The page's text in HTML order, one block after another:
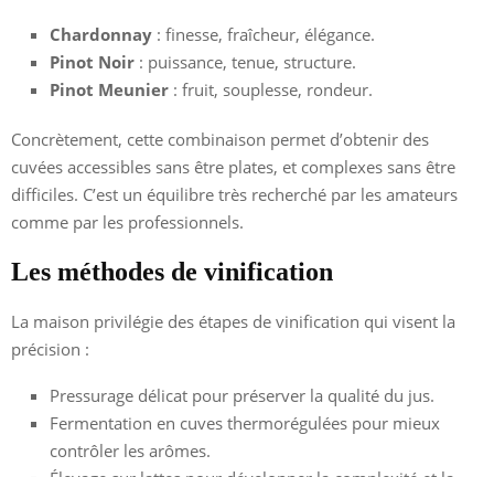
Chardonnay : finesse, fraîcheur, élégance.
Pinot Noir : puissance, tenue, structure.
Pinot Meunier : fruit, souplesse, rondeur.
Concrètement, cette combinaison permet d’obtenir des
cuvées accessibles sans être plates, et complexes sans être
difficiles. C’est un équilibre très recherché par les amateurs
comme par les professionnels.
Les méthodes de vinification
La maison privilégie des étapes de vinification qui visent la
précision :
Pressurage délicat pour préserver la qualité du jus.
Fermentation en cuves thermorégulées pour mieux
contrôler les arômes.